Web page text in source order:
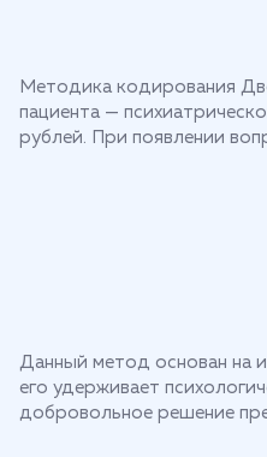
Методика кодирования
пациента —
рублей. При появлении
Данный метод основан на
его удерживает
добровольное решение